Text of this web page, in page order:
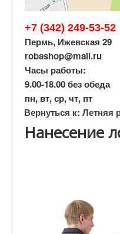
+7 (342) 249-53-52
Пермь, Ижевская 29
robashop@mail.ru
Часы работы:
9.00-18.00 без обеда
пн, вт, ср, чт, пт
Вернуться к: Летняя
Нанесение